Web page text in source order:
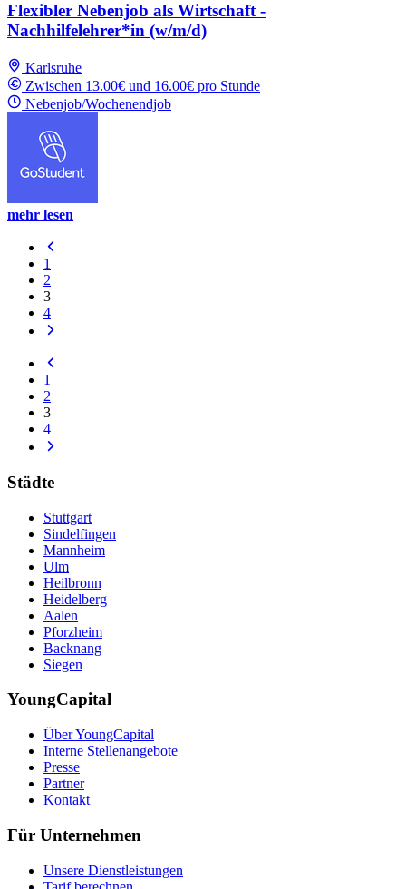
Flexibler Nebenjob als Wirtschaft -
Nachhilfelehrer*in (w/m/d)
Karlsruhe
Zwischen 13.00€ und 16.00€ pro Stunde
Nebenjob/Wochenendjob
mehr lesen
1
2
3
4
1
2
3
4
Städte
Stuttgart
Sindelfingen
Mannheim
Ulm
Heilbronn
Heidelberg
Aalen
Pforzheim
Backnang
Siegen
YoungCapital
Über YoungCapital
Interne Stellenangebote
Presse
Partner
Kontakt
Für Unternehmen
Unsere Dienstleistungen